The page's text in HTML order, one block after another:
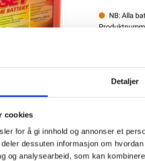
Detaljer
cookies
for å gi innhold og annonser et
dessuten informasjon om
og analysearbeid, som kan
NB: Alla
Dela den här